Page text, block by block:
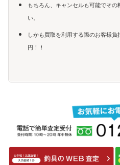
もちろん、キャンセルも可能でそ
い。
しかも買取を利用する際のお客様
円！！